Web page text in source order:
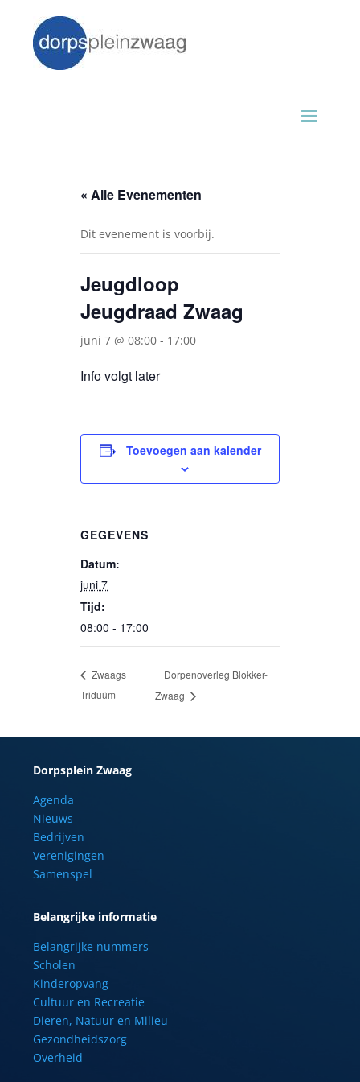
« Alle Evenementen
Dit evenement is voorbij.
Jeugdloop
Jeugdraad Zwaag
juni 7 @ 08:00 - 17:00
Info volgt later
Toevoegen aan kalender
GEGEVENS
Datum:
juni 7
Tijd:
08:00 - 17:00
Zwaags
Triduüm
Dorpenoverleg Blokker-
Zwaag
Dorpsplein Zwaag
Agenda
Nieuws
Bedrijven
Verenigingen
Samenspel
Belangrijke informatie
Belangrijke nummers
Scholen
Kinderopvang
Cultuur en Recreatie
Dieren, Natuur en Milieu
Gezondheidszorg
Overheid